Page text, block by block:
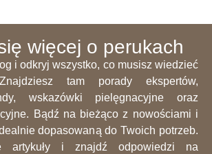
więcej o perukach
i odkryj wszystko, co musisz wiedzieć
tam porady ekspertów,
wskazówki pielęgnacyjne oraz
Bądź na bieżąco z nowościami i
dopasowaną do Twoich potrzeb.
artykuły i znajdź odpowiedzi na